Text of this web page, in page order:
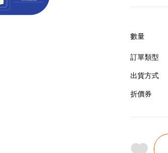
數量
訂單類型
出貨方式
折價券